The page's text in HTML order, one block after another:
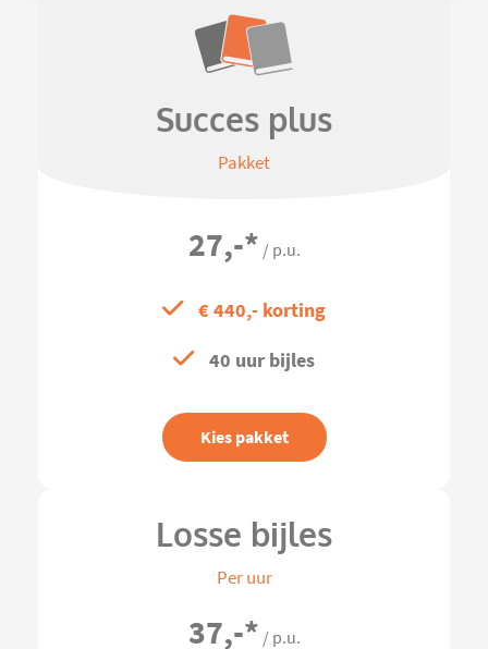
Succes plus
Pakket
27,-* / p.u.
€ 440,- korting
40 uur bijles
Kies pakket
Losse bijles
Per uur
37,-* / p.u.